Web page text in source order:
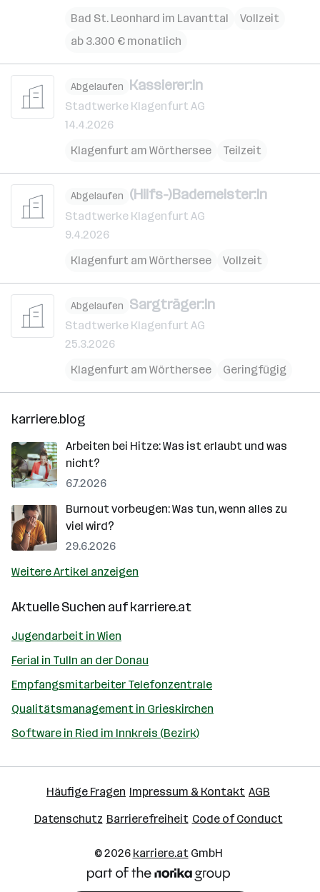
Bad St. Leonhard im Lavanttal
Vollzeit
ab 3.300 € monatlich
Abgelaufen Kassierer:in
Stadtwerke Klagenfurt AG
14.4.2026
Klagenfurt am Wörthersee
Teilzeit
Abgelaufen (Hilfs-)Bademeister:in
Stadtwerke Klagenfurt AG
9.4.2026
Klagenfurt am Wörthersee
Vollzeit
Abgelaufen Sargträger:in
Stadtwerke Klagenfurt AG
25.3.2026
Klagenfurt am Wörthersee
Geringfügig
karriere.blog
Arbeiten bei Hitze: Was ist erlaubt und was
nicht?
6.7.2026
Burnout vorbeugen: Was tun, wenn alles zu
viel wird?
29.6.2026
Weitere Artikel anzeigen
Aktuelle Suchen aufkarriere.at
Jugendarbeit in Wien
Ferial in Tulln an der Donau
Empfangsmitarbeiter Telefonzentrale
Qualitätsmanagement in Grieskirchen
Software in Ried im Innkreis (Bezirk)
Häufige Fragen Impressum & Kontakt AGB
Datenschutz Barrierefreiheit Code of Conduct
© 2026 karriere.atGmbH